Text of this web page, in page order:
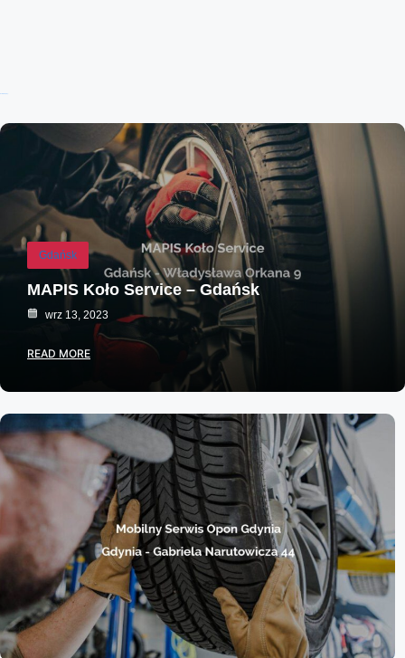
Gdańsk
MAPIS Koło Service – Gdańsk
wrz 13, 2023
READ MORE